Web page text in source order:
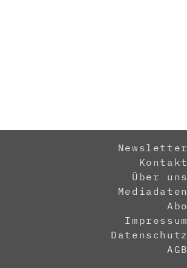
Newsletter
Kontakt
Über uns
Mediadaten
Abo
Impressum
Datenschutz
AGB